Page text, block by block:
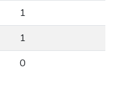
1
1
0